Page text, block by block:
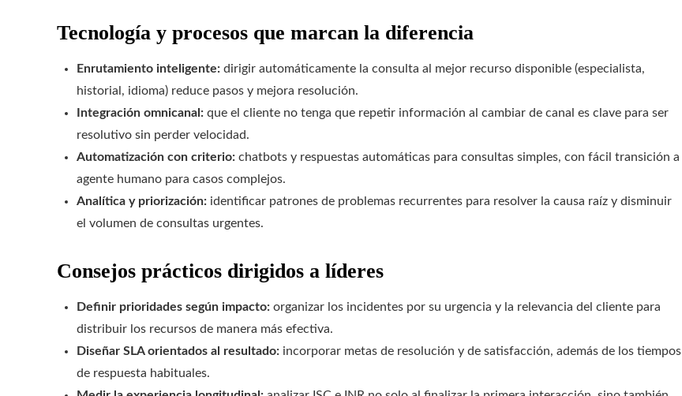
Tecnología y procesos que marcan la diferencia
Enrutamiento inteligente: dirigir automáticamente la consulta al mejor recurso disponible (especialista,
historial, idioma) reduce pasos y mejora resolución.
Integración omnicanal: que el cliente no tenga que repetir información al cambiar de canal es clave para ser
resolutivo sin perder velocidad.
Automatización con criterio: chatbots y respuestas automáticas para consultas simples, con fácil transición a
agente humano para casos complejos.
Analítica y priorización: identificar patrones de problemas recurrentes para resolver la causa raíz y disminuir
el volumen de consultas urgentes.
Consejos prácticos dirigidos a líderes
Definir prioridades según impacto: organizar los incidentes por su urgencia y la relevancia del cliente para
distribuir los recursos de manera más efectiva.
Diseñar SLA orientados al resultado: incorporar metas de resolución y de satisfacción, además de los tiempos
de respuesta habituales.